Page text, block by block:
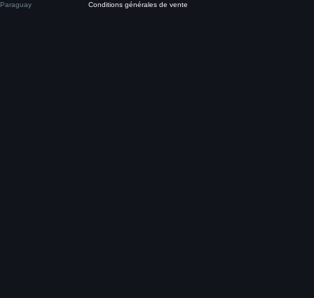
Paraguay
Conditions générales de vente